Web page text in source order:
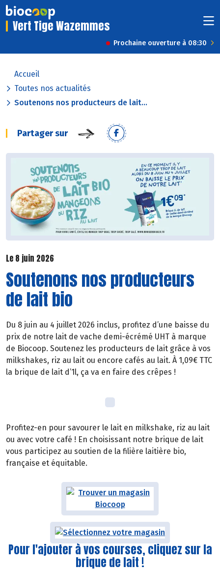
Vert Tige Wazemmes
Prochaine ouverture à 08:30
Accueil
Toutes nos actualités
Soutenons nos producteurs de lait...
Partager sur
Le 8 juin 2026
Soutenons nos producteurs
de lait bio
Du 8 juin au 4 juillet 2026 inclus, profitez d’une baisse du
prix de notre lait de vache demi-écrémé UHT à marque
de Biocoop. Soutenez les producteurs de lait grâce à vos
milkshakes, riz au lait ou encore cafés au lait. À 1,09€ TTC
la brique de lait d’1l, ça va en faire des crêpes !
Profitez-en pour savourer le lait en milkshake, riz au lait
ou avec votre café ! En choisissant notre brique de lait
vous participez au soutien de la filière laitière bio,
française et équitable.
Pour l'ajouter à vos courses, cliquez sur la
brique de lait !